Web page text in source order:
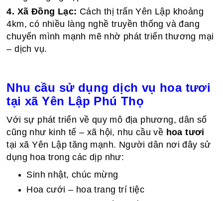
4. Xã Đồng Lạc: Cách thị trấn Yên Lập khoảng
4km, có nhiều làng nghề truyền thống và đang
chuyển mình mạnh mẽ nhờ phát triển thương mại
– dịch vụ.
Nhu cầu sử dụng dịch vụ hoa tươi
tại xã Yên Lập Phú Thọ
Với sự phát triển về quy mô địa phương, dân số
cũng như kinh tế – xã hội, nhu cầu về hoa tươi
tại xã Yên Lập tăng mạnh. Người dân nơi đây sử
dụng hoa trong các dịp như:
Sinh nhật, chúc mừng
Hoa cưới – hoa trang trí tiệc